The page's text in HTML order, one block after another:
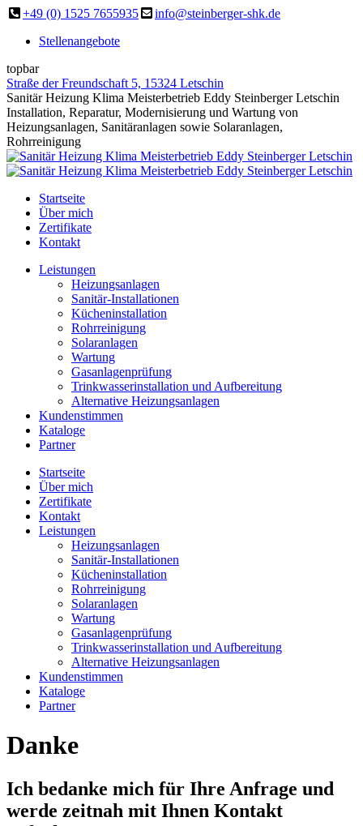
Zum
springen
+49 (0) 1525 7655935
info@steinberger-shk.de
Stellenangebote
topbar
Straße der Freundschaft 5, 15324 Letschin
Facebook
page
opens
in
new
window
Sanitär Heizung Klima Meisterbetrieb Eddy Steinberger Letschin
Installation, Reparatur, Modernisierung und Wartung von
Heizungsanlagen, Sanitäranlagen sowie Solaranlagen,
Rohrreinigung
Startseite
Über mich
Zertifikate
Kontakt
Leistungen
Heizungsanlagen
Sanitär-Installationen
Kücheninstallation
Rohrreinigung
Solaranlagen
Wartung
Gasanlagenprüfung
Trinkwasserinstallation und Aufbereitung
Alternative Heizungsanlagen
Kundenstimmen
Kataloge
Partner
Startseite
Über mich
Zertifikate
Kontakt
Leistungen
Heizungsanlagen
Sanitär-Installationen
Kücheninstallation
Rohrreinigung
Solaranlagen
Wartung
Gasanlagenprüfung
Trinkwasserinstallation und Aufbereitung
Alternative Heizungsanlagen
Kundenstimmen
Kataloge
Partner
Danke
Ich bedanke mich für Ihre Anfrage und
werde zeitnah mit Ihnen Kontakt